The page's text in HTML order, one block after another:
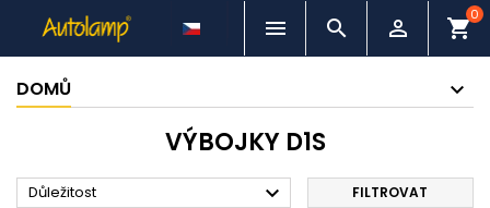
   shopping_cart
0
DOMŮ
VÝBOJKY D1S
Důležitost  FILTROVAT